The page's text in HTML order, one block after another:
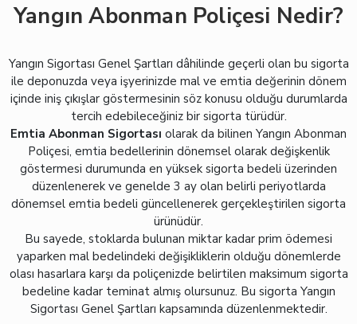
Yangın Abonman Poliçesi Nedir?
Yangın Sigortası Genel Şartları dâhilinde geçerli olan bu sigorta
ile deponuzda veya işyerinizde mal ve emtia değerinin dönem
içinde iniş çıkışlar göstermesinin söz konusu olduğu durumlarda
tercih edebileceğiniz bir sigorta türüdür.
Emtia Abonman Sigortası olarak da bilinen Yangın Abonman
Poliçesi, emtia bedellerinin dönemsel olarak değişkenlik
göstermesi durumunda en yüksek sigorta bedeli üzerinden
düzenlenerek ve genelde 3 ay olan belirli periyotlarda
dönemsel emtia bedeli güncellenerek gerçekleştirilen sigorta
ürünüdür.
Bu sayede, stoklarda bulunan miktar kadar prim ödemesi
yaparken mal bedelindeki değişikliklerin olduğu dönemlerde
olası hasarlara karşı da poliçenizde belirtilen maksimum sigorta
bedeline kadar teminat almış olursunuz. Bu sigorta Yangın
Sigortası Genel Şartları kapsamında düzenlenmektedir.